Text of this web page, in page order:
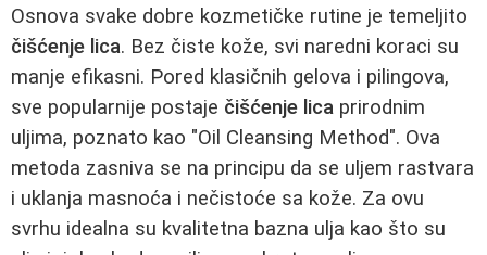
Osnova svake dobre kozmetičke rutine je temeljito
čišćenje lica. Bez čiste kože, svi naredni koraci su
manje efikasni. Pored klasičnih gelova i pilingova,
sve popularnije postaje čišćenje lica prirodnim
uljima, poznato kao "Oil Cleansing Method". Ova
metoda zasniva se na principu da se uljem rastvara
i uklanja masnoća i nečistoće sa kože. Za ovu
svrhu idealna su kvalitetna bazna ulja kao što su